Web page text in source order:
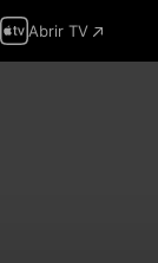
Abrir TV